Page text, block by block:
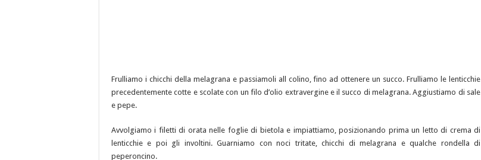
Frulliamo i chicchi della melagrana e passiamoli all colino, fino ad ottenere un succo. Frulliamo le lenticchie
precedentemente cotte e scolate con un filo d’olio extravergine e il succo di melagrana. Aggiustiamo di sale
e pepe.
Avvolgiamo i filetti di orata nelle foglie di bietola e impiattiamo, posizionando prima un letto di crema di
lenticchie e poi gli involtini. Guarniamo con noci tritate, chicchi di melagrana e qualche rondella di
peperoncino.